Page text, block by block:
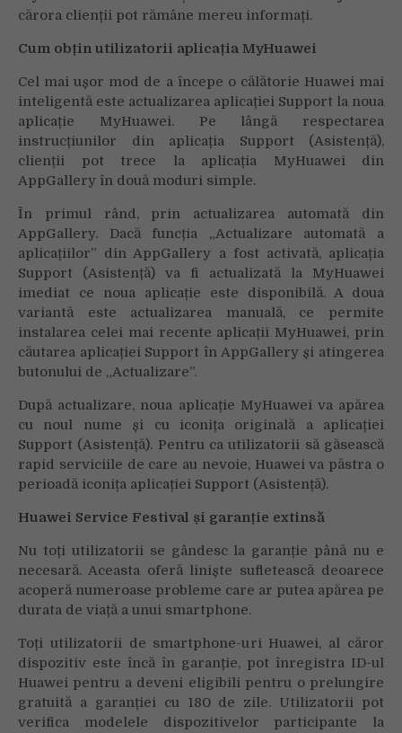
cărora clienții pot rămâne mereu informați.
Cum obțin utilizatorii aplicația MyHuawei
Cel mai ușor mod de a începe o călătorie Huawei mai
inteligentă este actualizarea aplicației Support la noua
aplicație MyHuawei. Pe lângă respectarea
instrucțiunilor din aplicația Support (Asistență),
clienții pot trece la aplicația MyHuawei din
AppGallery în două moduri simple.
În primul rând, prin actualizarea automată din
AppGallery. Dacă funcția „Actualizare automată a
aplicațiilor” din AppGallery a fost activată, aplicația
Support (Asistență) va fi actualizată la MyHuawei
imediat ce noua aplicație este disponibilă. A doua
variantă este actualizarea manuală, ce permite
instalarea celei mai recente aplicații MyHuawei, prin
căutarea aplicației Support în AppGallery și atingerea
butonului de „Actualizare”.
După actualizare, noua aplicație MyHuawei va apărea
cu noul nume și cu iconița originală a aplicației
Support (Asistență). Pentru ca utilizatorii să găsească
rapid serviciile de care au nevoie, Huawei va păstra o
perioadă iconița aplicației Support (Asistență).
Huawei Service Festival și garanție extinsă
Nu toți utilizatorii se gândesc la garanție până nu e
necesară. Aceasta oferă liniște sufletească deoarece
acoperă numeroase probleme care ar putea apărea pe
durata de viață a unui smartphone.
Toți utilizatorii de smartphone-uri Huawei, al căror
dispozitiv este încă în garanție, pot înregistra ID-ul
Huawei pentru a deveni eligibili pentru o prelungire
gratuită a garanției cu 180 de zile. Utilizatorii pot
verifica modelele dispozitivelor participante la